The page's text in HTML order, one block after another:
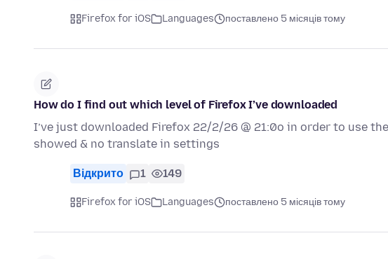
Firefox for iOS Languages поставлено 5 місяців тому
How do I find out which level of Firefox I’ve downloaded
I’ve just downloaded Firefox 22/2/26 @ 21:0o in order to use
showed & no translate in settings
Відкрито 1 149
Firefox for iOS Languages поставлено 5 місяців тому